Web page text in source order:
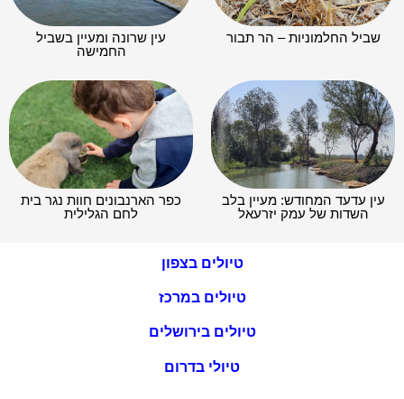
שביל החלמוניות – הר תבור
עין שרונה ומעיין בשביל
החמישה
עין עדעד המחודש: מעיין בלב
השדות של עמק יזרעאל
כפר הארנבונים חוות נגר בית
לחם הגלילית
טיולים בצפון
טיולים במרכז
טיולים בירושלים
טיולי בדרום